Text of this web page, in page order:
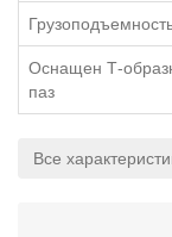
Оснащен Т-
паз
Все